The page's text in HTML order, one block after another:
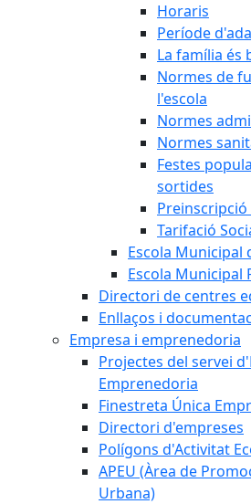
Horaris
Període
La família és
Normes de
l'escola
Normes
Normes
Festes
sortides
Tarifació
Escola Municipal
Escola Municipal
Directori de centres
Enllaços i
Empresa i emprenedoria
Projectes del servei
Emprenedoria
Finestreta Única
Directori d'empreses
Polígons d'Activitat
APEU (Àrea de
Urbana)